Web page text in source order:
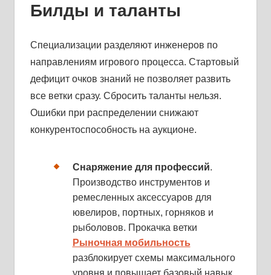
Билды и таланты
Специализации разделяют инженеров по
направлениям игрового процесса. Стартовый
дефицит очков знаний не позволяет развить
все ветки сразу. Сбросить таланты нельзя.
Ошибки при распределении снижают
конкурентоспособность на аукционе.
Снаряжение для профессий.
Производство инструментов и
ремесленных аксессуаров для
ювелиров, портных, горняков и
рыболовов. Прокачка ветки
Рыночная мобильность
разблокирует схемы максимального
уровня и повышает базовый навык